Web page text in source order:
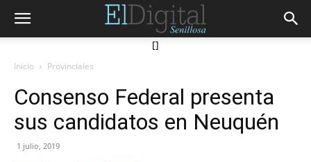
[]
Inicio Provinciales
Consenso Federal presenta
sus candidatos en Neuquén
1 julio, 2019